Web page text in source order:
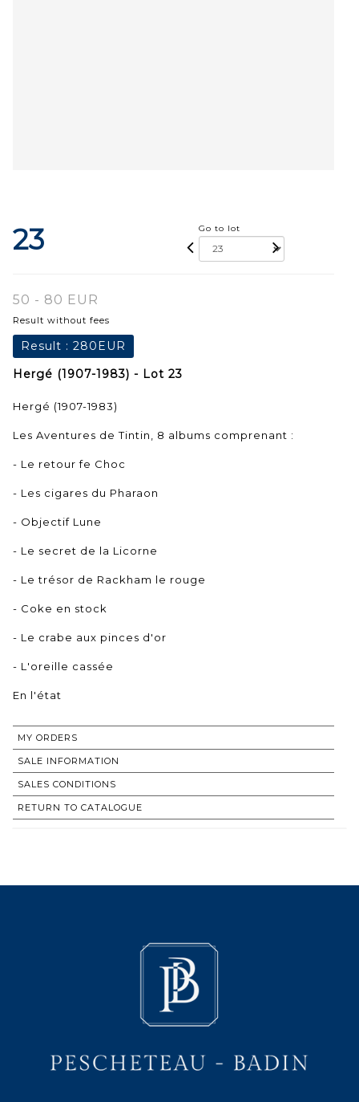
23 Go to lot
50 - 80 EUR
Result without fees
Result : 280EUR
Hergé (1907-1983) - Lot 23
Hergé (1907-1983)
Les Aventures de Tintin, 8 albums comprenant :
- Le retour fe Choc
- Les cigares du Pharaon
- Objectif Lune
- Le secret de la Licorne
- Le trésor de Rackham le rouge
- Coke en stock
- Le crabe aux pinces d'or
- L'oreille cassée
En l'état
MY ORDERS
SALE INFORMATION
SALES CONDITIONS
RETURN TO CATALOGUE